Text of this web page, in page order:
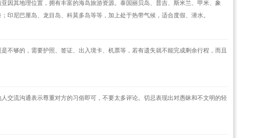
因其地理位置，拥有丰富的海岛旅游资源。泰国丽贝岛、普吉、斯米兰、甲米、象
尼巴厘岛、龙目岛、科莫多岛等等，加上处于热带气候，适合度假、潜水。
够的，需要护照、签证、出入境卡、机票等，若有遗失就不能完成剩余行程，而且
交流沟通表示尊重对方的习俗即可，不要太多评论。切忌表现出对愚昧和不文明的轻